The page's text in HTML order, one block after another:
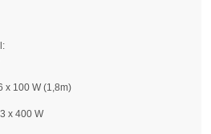
x 100 W (1,8m)
x 400 W